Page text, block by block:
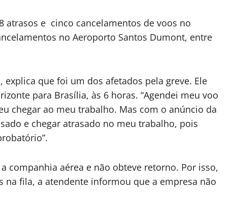
atrasos e cinco cancelamentos de voos no
no Aeroporto Santos Dumont, entre
que foi um dos afetados pela greve. Ele
para Brasília, às 6 horas. “Agendei meu voo
chegar ao meu trabalho. Mas com o anúncio da
e chegar atrasado no meu trabalho, pois
companhia aérea e não obteve retorno. Por isso,
fila, a atendente informou que a empresa não